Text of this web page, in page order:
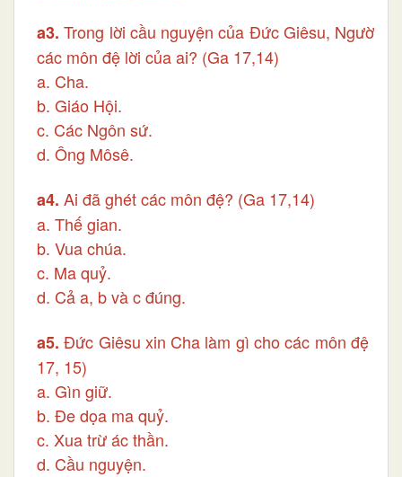
a3. Trong lời cầu nguyện của Đức Giêsu, Người
các môn đệ lời của ai? (Ga 17,14)
a. Cha.
b. Giáo Hội.
c. Các Ngôn sứ.
d. Ông Môsê.
a4. Ai đã ghét các môn đệ? (Ga 17,14)
a. Thế gian.
b. Vua chúa.
c. Ma quỷ.
d. Cả a, b và c đúng.
a5. Đức Giêsu xin Cha làm gì cho các môn đệ
17, 15)
a. Gìn giữ.
b. Đe dọa ma quỷ.
c. Xua trừ ác thần.
d. Cầu nguyện.